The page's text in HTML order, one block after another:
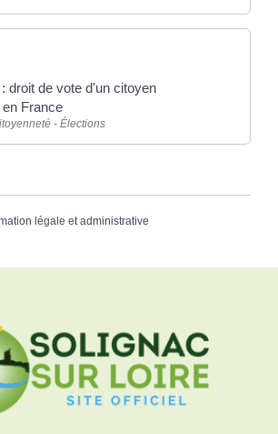
droit de vote d'un citoyen
France
- Élections
légale et administrative